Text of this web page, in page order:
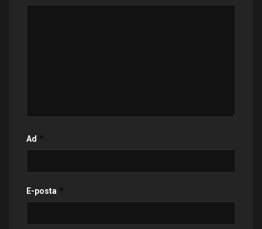
Ad *
E-posta *